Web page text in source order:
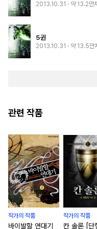
2013.10.31 · 약 13.2만
5권
2013.10.31 · 약 13.5만
관련 작품
작가의 작품
바이발할 연대기
작가의 작품
칸 솔론 [단